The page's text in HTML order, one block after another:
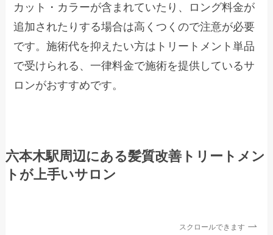
カット・カラーが含まれていたり、ロング料金が
追加されたりする場合は高くつくので注意が必要
です。施術代を抑えたい方はトリートメント単品
で受けられる、一律料金で施術を提供しているサ
ロンがおすすめです。
六本木駅周辺にある髪質改善トリートメン
トが上手いサロン
スクロールできます